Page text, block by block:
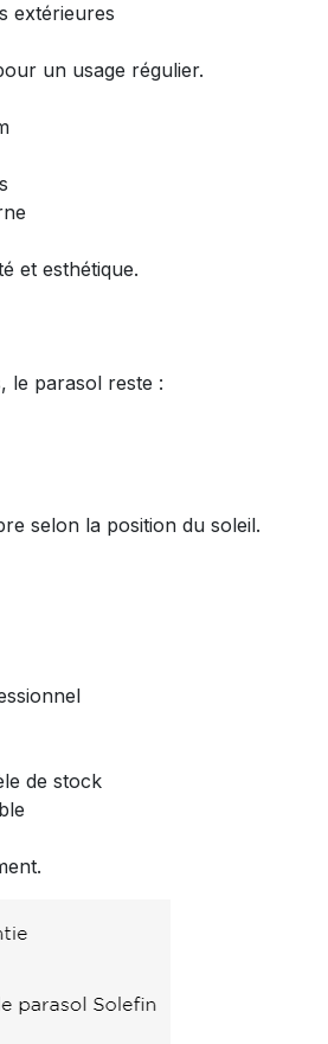
extérieures
un usage régulier.
et esthétique.
le parasol reste :
selon la position du soleil.
de stock